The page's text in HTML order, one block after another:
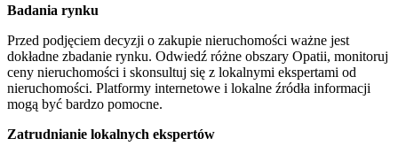
Badania rynku
Przed podjęciem decyzji o zakupie nieruchomości ważne jest
dokładne zbadanie rynku. Odwiedź różne obszary Opatii, monitoruj
ceny nieruchomości i skonsultuj się z lokalnymi ekspertami od
nieruchomości. Platformy internetowe i lokalne źródła informacji
mogą być bardzo pomocne.
Zatrudnianie lokalnych ekspertów